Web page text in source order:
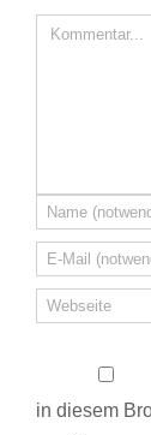
in diesem